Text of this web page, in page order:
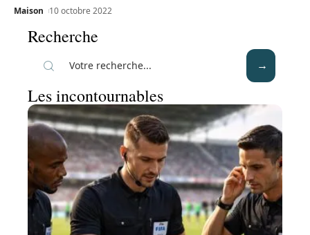
Maison 10 octobre 2022
Recherche
Les incontournables